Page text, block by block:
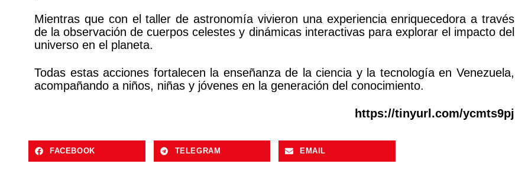
Mientras que con el taller de astronomía vivieron una experiencia enriquecedora a través
de la observación de cuerpos celestes y dinámicas interactivas para explorar el impacto del
universo en el planeta.
Todas estas acciones fortalecen la enseñanza de la ciencia y la tecnología en Venezuela,
acompañando a niños, niñas y jóvenes en la generación del conocimiento.
https://tinyurl.com/ycmts9pj
FACEBOOK TELEGRAM EMAIL